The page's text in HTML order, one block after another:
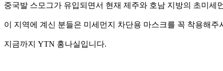
중국발 스모그가 유입되면서 현재 제주와 호남 지방의 초미세
이 지역에 계신 분들은 미세먼지 차단용 마스크를 꼭 착용해주
지금까지 YTN 홍나실입니다.